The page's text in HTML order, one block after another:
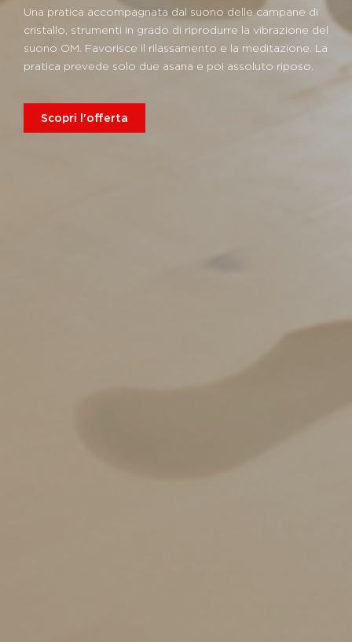
Una pratica accompagnata dal suono delle campane di
cristallo, strumenti in grado di riprodurre la vibrazione del
suono OM. Favorisce il rilassamento e la meditazione. La
pratica prevede solo due asana e poi assoluto riposo.
Scopri l'offerta